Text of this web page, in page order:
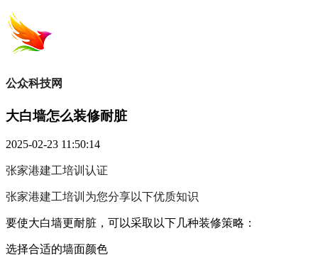
公众科技网
大白墙怎么装修耐脏
2025-02-23 11:50:14
张家港建工培训 认证
张家港建工培训为您分享以下优质知识
要使大白墙更耐脏，可以采取以下几种装修策略：
选择合适的墙面颜色